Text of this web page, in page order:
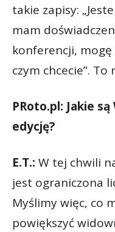
takie zapisy:
mam
konferencji,
czym chcecie”. To
PRoto.pl: Jakie
edycję?
E.T.: W tej chwili
jest ograniczona
Myślimy więc, co
powiększyć